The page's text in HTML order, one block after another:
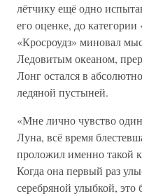
лётчику ещё одно
его оценке, до категории
«Кросроудз» миновал
Ледовитым океаном,
Лонг остался в
ледяной пустыней.
«Мне лично чувство
Луна, всё время
проложил именно такой
Когда она первый раз
серебряной улыбкой,